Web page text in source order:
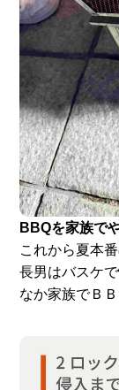
BBQを家族で
これから夏本
長男はバスケ
なか家族でＢ